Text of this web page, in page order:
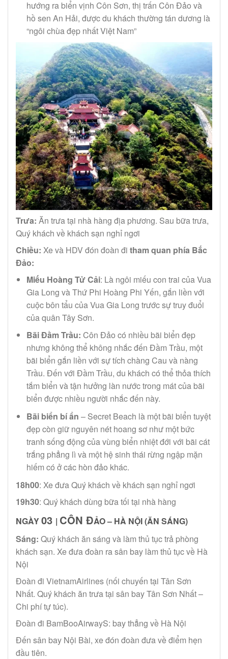
hướng ra biển vịnh Côn Sơn, thị trấn Côn Đảo và
hồ sen An Hải, được du khách thường tán dương là
“ngôi chùa đẹp nhất Việt Nam”
Trưa: Ăn trưa tại nhà hàng địa phương. Sau bữa trưa,
Quý khách về khách sạn nghỉ ngơi
Chiều: Xe và HDV đón đoàn đi tham quan phía Bắc
Đảo:
Miếu Hoàng Tử Cải: Là ngôi miếu con trai của Vua
Gia Long và Thứ Phi Hoàng Phi Yến, gắn liền với
cuộc bôn tẩu của Vua Gia Long trước sự truy đuổi
của quân Tây Sơn.
Bãi Đầm Trầu: Côn Đảo có nhiều bãi biển đẹp
nhưng không thể không nhắc đến Đầm Trầu, một
bãi biển gắn liền với sự tích chàng Cau và nàng
Trầu. Đến với Đầm Trầu, du khách có thể thỏa thích
tắm biển và tận hưởng làn nước trong mát của bãi
biển được nhiều người nhắc đến này.
Bãi biển bí ẩn – Secret Beach là một bãi biển tuyệt
đẹp còn giữ nguyên nét hoang sơ như một bức
tranh sống động của vùng biển nhiệt đới với bãi cát
trắng phẳng lì và một hệ sinh thái rừng ngập mặn
hiếm có ở các hòn đảo khác.
18h00: Xe đưa Quý khách về khách sạn nghỉ ngơi
19h30: Quý khách dùng bữa tối tại nhà hàng
NGÀY03 | CÔN ĐẢO – HÀ NỘI (ĂN SÁNG)
Sáng: Quý khách ăn sáng và làm thủ tục trả phòng
khách sạn. Xe đưa đoàn ra sân bay làm thủ tục về Hà
Nội
Đoàn đi VietnamAirlines (nối chuyến tại Tân Sơn
Nhất. Quý khách ăn trưa tại sân bay Tân Sơn Nhất –
Chi phí tự túc).
Đoàn đi BamBooAirwayS: bay thẳng về Hà Nội
Đến sân bay Nội Bài, xe đón đoàn đưa về điểm hẹn
đầu tiên.